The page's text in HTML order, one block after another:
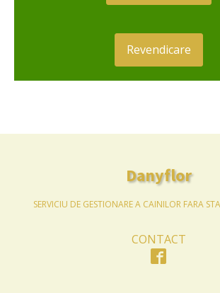
Revendicare
Danyflor
SERVICIU DE GESTIONARE A CAINILOR FARA
CONTACT